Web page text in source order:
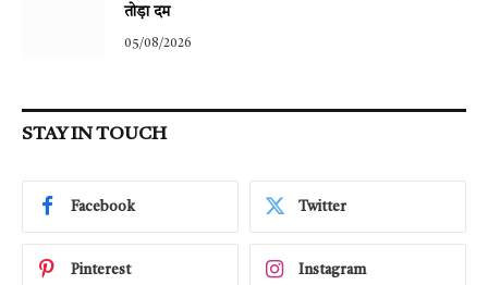
तोड़ा दम
05/08/2026
STAY IN TOUCH
Facebook Twitter
Pinterest Instagram